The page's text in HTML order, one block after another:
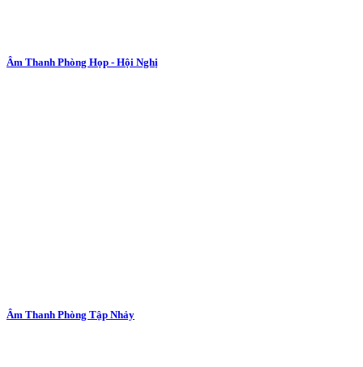
Âm Thanh Phòng Họp - Hội Nghị
Âm Thanh Phòng Tập Nhảy